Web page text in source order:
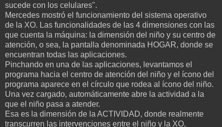
sucede con los celulares".
Mercedes mostró el funcionamiento del sistema operativo
de la XO. Las funcionalidades de las 4 dimensiones con las
que cuenta la máquina: la dimensión del niño y su centro de
atención, o sea, la pantalla denominada HOGAR, donde se
encuentran todas las aplicaciones.
Pinchando en una de las aplicaciones, levantamos el
programa hacia el centro de atención del niño y el ícono del
programa aparece en el círculo que rodea al ícono del niño.
Una vez cargado, automáticamente abre la actividad a la
que el niño pasa a atender.
Esa es la dimensión de la ACTIVIDAD, donde realmente
transcurren las intervenciones entre el niño y la XO.